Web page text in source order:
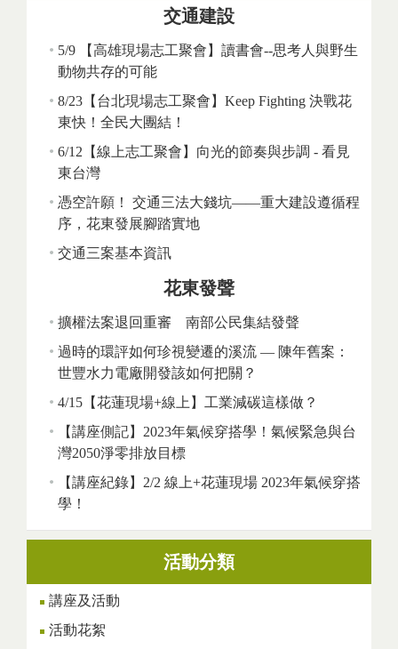
交通建設
5/9 【高雄現場志工聚會】讀書會--思考人與野生
動物共存的可能
8/23【台北現場志工聚會】Keep Fighting 決戰花
東快！全民大團結！
6/12【線上志工聚會】向光的節奏與步調 - 看見
東台灣
憑空許願！ 交通三法大錢坑——重大建設遵循程
序，花東發展腳踏實地
交通三案基本資訊
花東發聲
擴權法案退回重審 南部公民集結發聲
過時的環評如何珍視變遷的溪流 — 陳年舊案：
世豐水力電廠開發該如何把關？
4/15【花蓮現場+線上】工業減碳這樣做？
【講座側記】2023年氣候穿搭學！氣候緊急與台
灣2050淨零排放目標
【講座紀錄】2/2 線上+花蓮現場 2023年氣候穿搭
學！
活動分類
講座及活動
活動花絮